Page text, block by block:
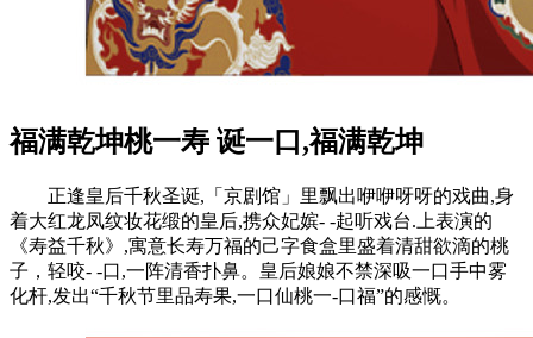
福满乾坤桃一寿 诞一口,福满乾坤
正逢皇后千秋圣诞,「京剧馆」里飘出咿咿呀呀的戏曲,身
着大红龙凤纹妆花缎的皇后,携众妃嫔- -起听戏台.上表演的
《寿益千秋》,寓意长寿万福的己字食盒里盛着清甜欲滴的桃
子，轻咬- -口,一阵清香扑鼻。皇后娘娘不禁深吸一口手中雾
化杆,发出“千秋节里品寿果,一口仙桃一-口福”的感慨。